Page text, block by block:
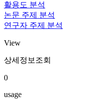
활용도 분석
논문 주제 분석
연구자 주제 분석
View
상세정보조회
0
usage